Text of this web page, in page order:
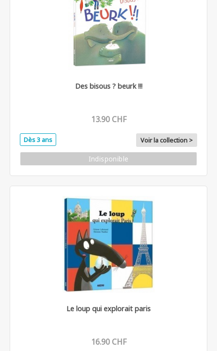
Des bisous ? beurk !!!
13.90 CHF
Dès 3 ans Voir la collection >
Indisponible
Le loup qui explorait paris
16.90 CHF